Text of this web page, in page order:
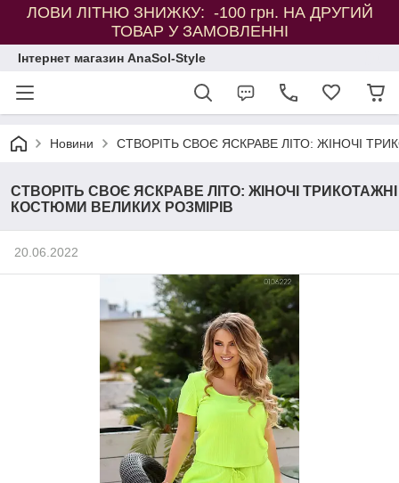
ЛОВИ ЛІТНЮ ЗНИЖКУ: -100 грн. НА ДРУГИЙ
ТОВАР У ЗАМОВЛЕННІ
Інтернет магазин AnaSol-Style
Новини СТВОРІТЬ СВОЄ ЯСКРАВЕ ЛІТО: ЖІНОЧІ
СТВОРІТЬ СВОЄ ЯСКРАВЕ ЛІТО: ЖІНОЧІ ТРИКОТАЖНІ
КОСТЮМИ ВЕЛИКИХ РОЗМІРІВ
20.06.2022